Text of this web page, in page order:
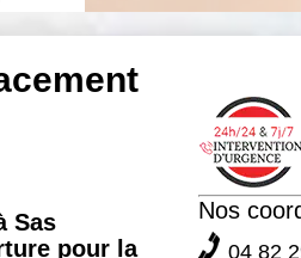
Sas
pour la
Nos
04 82